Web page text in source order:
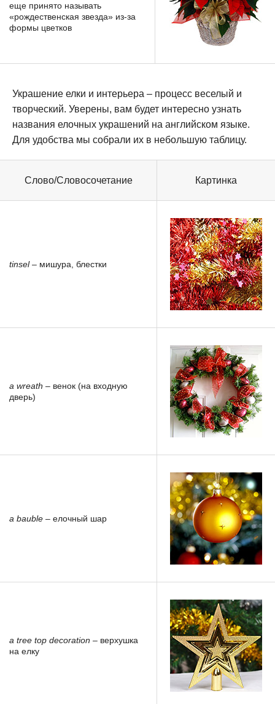
еще принято называть
«рождественская звезда» из-за
формы цветков
Украшение елки и интерьера – процесс веселый и
творческий. Уверены, вам будет интересно узнать
названия елочных украшений на английском языке.
Для удобства мы собрали их в небольшую таблицу.
Слово/Словосочетание Картинка
tinsel– мишура, блестки
a wreath – венок (на входную
дверь)
a bauble – елочный шар
a tree top decoration – верхушка
на елку